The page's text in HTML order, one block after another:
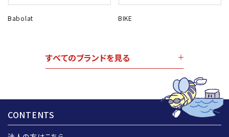
Babolat BIKE
すべてのブランドを見る
CONTENTS